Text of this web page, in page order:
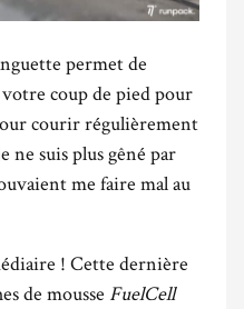
permet de
coup de pied pour
courir régulièrement
ne suis plus gêné par
me faire mal au
! Cette dernière
de mousse FuelCell